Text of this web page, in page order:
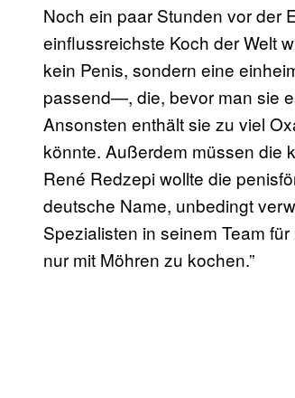
Noch ein paar Stunden vor der
einflussreichste Koch der Welt
kein Penis, sondern eine
passend—, die, bevor man sie
Ansonsten enthält sie zu viel
könnte. Außerdem müssen die
René Redzepi wollte die
deutsche Name, unbedingt
Spezialisten in seinem Team
nur mit Möhren zu kochen.”